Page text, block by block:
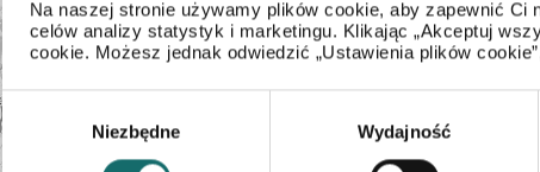
Na naszej stronie używamy plików cookie, aby zapewnić
celów analizy statystyk i marketingu. Klikając „Akceptuj
cookie. Możesz jednak odwiedzić „Ustawienia plików
Wybór
zgody
Niezbędne Wydajność